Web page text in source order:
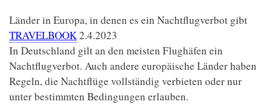
Länder in Europa, in denen es ein Nachtflugverbot gibt
TRAVELBOOK2.4.2023
In Deutschland gilt an den meisten Flughäfen ein
Nachtflugverbot. Auch andere europäische Länder haben
Regeln, die Nachtflüge vollständig verbieten oder nur
unter bestimmten Bedingungen erlauben.